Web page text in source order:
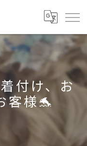
付け、お
客様🐬